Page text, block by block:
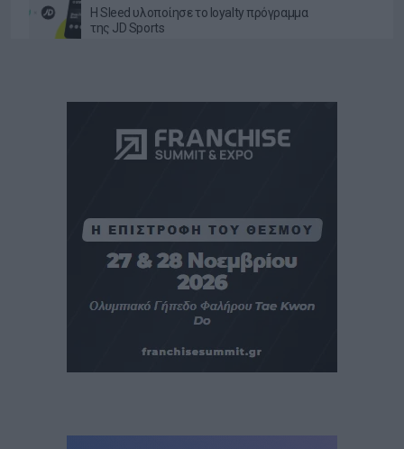
Η Sleed υλοποίησε το loyalty πρόγραμμα
της JD Sports